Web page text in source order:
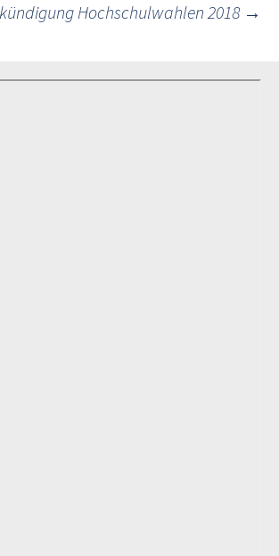
Hochschulwahlen 2018 →